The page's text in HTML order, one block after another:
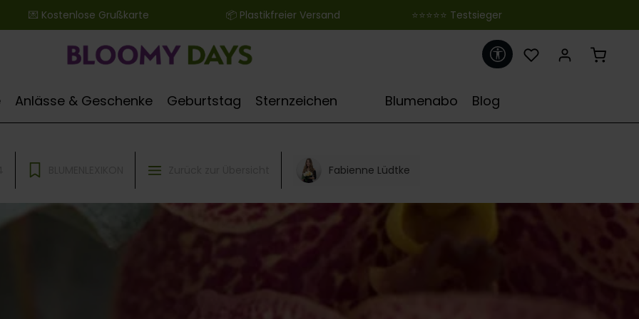
💌 Kostenlose Grußkarte ‎ ‎ ‎ ‎ ‎ ‎ ‎ ‎ ‎ ‎ ‎ ‎ ‎ ‎ ‎ ‎ ‎ ‎ ‎ ‎ ‎ ‎ ‎ ‎ ‎ ‎ 📦 Plastikfreier Versand ‎ ‎ ‎ ‎ ‎ ‎ ‎ ‎ ‎ ‎ ‎ ‎ ‎ ‎ ‎ ‎ ‎ ‎ ‎ ‎ ‎ ‎ ‎ ‎ ‎⭐⭐⭐⭐⭐ Testsieger
Werkzeugleiste anzeigen
Anlässe & Geschenke Geburtstag Sternzeichen Blumenabo Blog
Fabienne Lüdtke